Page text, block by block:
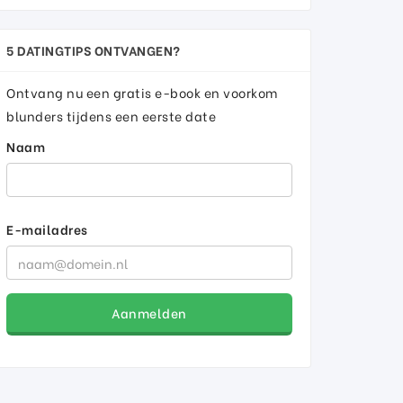
5 DATINGTIPS ONTVANGEN?
Ontvang nu een gratis e-book en voorkom
blunders tijdens een eerste date
Naam
E-mailadres
Aanmelden